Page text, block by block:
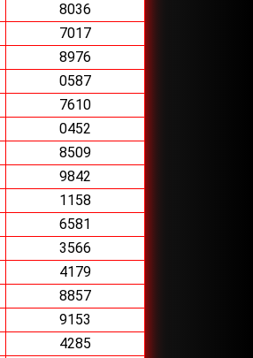
8036
7017
8976
0587
7610
0452
8509
9842
1158
6581
3566
4179
8857
9153
4285